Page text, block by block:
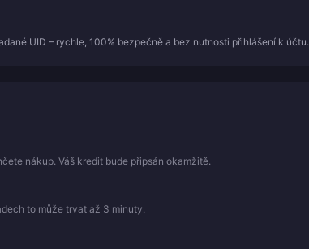
UID – rychle, 100% bezpečně a bez nutnosti přihlášení k účtu.
nákup. Váš kredit bude připsán okamžitě.
to může trvat až 3 minuty.